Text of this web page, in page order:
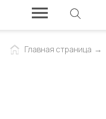
Главная страница →